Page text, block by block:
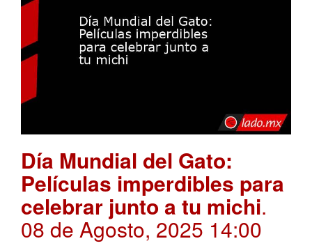
Día Mundial del Gato:
Películas imperdibles para
celebrar junto a tu michi.
08 de Agosto, 2025 14:00